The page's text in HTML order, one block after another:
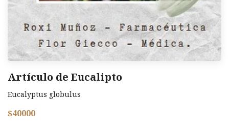
Artículo de Eucalipto
Eucalyptus globulus
$40000